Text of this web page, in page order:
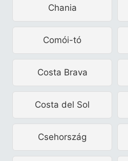
Chania
Comói-tó
Costa Brava
Costa del Sol
Csehország